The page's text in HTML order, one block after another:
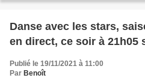
Danse avec les stars,
en direct, ce soir à 21h05
Publié le 19/11/2021 à 11:00
Par Benoît